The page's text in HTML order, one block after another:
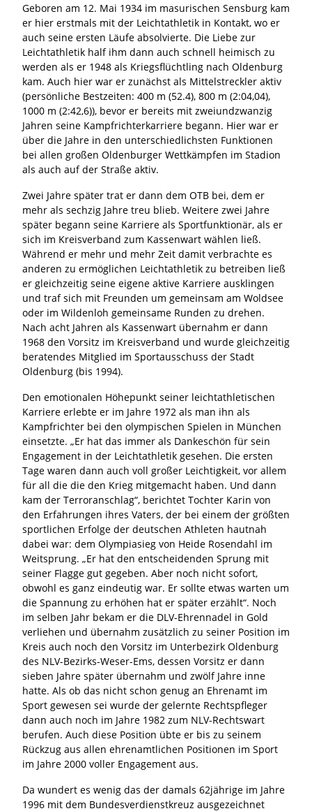
Geboren am 12. Mai 1934 im masurischen Sensburg kam
er hier erstmals mit der Leichtathletik in Kontakt, wo er
auch seine ersten Läufe absolvierte. Die Liebe zur
Leichtathletik half ihm dann auch schnell heimisch zu
werden als er 1948 als Kriegsflüchtling nach Oldenburg
kam. Auch hier war er zunächst als Mittelstreckler aktiv
(persönliche Bestzeiten: 400 m (52.4), 800 m (2:04,04),
1000 m (2:42,6)), bevor er bereits mit zweiundzwanzig
Jahren seine Kampfrichterkarriere begann. Hier war er
über die Jahre in den unterschiedlichsten Funktionen
bei allen großen Oldenburger Wettkämpfen im Stadion
als auch auf der Straße aktiv.
Zwei Jahre später trat er dann dem OTB bei, dem er
mehr als sechzig Jahre treu blieb. Weitere zwei Jahre
später begann seine Karriere als Sportfunktionär, als er
sich im Kreisverband zum Kassenwart wählen ließ.
Während er mehr und mehr Zeit damit verbrachte es
anderen zu ermöglichen Leichtathletik zu betreiben ließ
er gleichzeitig seine eigene aktive Karriere ausklingen
und traf sich mit Freunden um gemeinsam am Woldsee
oder im Wildenloh gemeinsame Runden zu drehen.
Nach acht Jahren als Kassenwart übernahm er dann
1968 den Vorsitz im Kreisverband und wurde gleichzeitig
beratendes Mitglied im Sportausschuss der Stadt
Oldenburg (bis 1994).
Den emotionalen Höhepunkt seiner leichtathletischen
Karriere erlebte er im Jahre 1972 als man ihn als
Kampfrichter bei den olympischen Spielen in München
einsetzte. „Er hat das immer als Dankeschön für sein
Engagement in der Leichtathletik gesehen. Die ersten
Tage waren dann auch voll großer Leichtigkeit, vor allem
für all die die den Krieg mitgemacht haben. Und dann
kam der Terroranschlag“, berichtet Tochter Karin von
den Erfahrungen ihres Vaters, der bei einem der größten
sportlichen Erfolge der deutschen Athleten hautnah
dabei war: dem Olympiasieg von Heide Rosendahl im
Weitsprung. „Er hat den entscheidenden Sprung mit
seiner Flagge gut gegeben. Aber noch nicht sofort,
obwohl es ganz eindeutig war. Er sollte etwas warten um
die Spannung zu erhöhen hat er später erzählt“. Noch
im selben Jahr bekam er die DLV-Ehrennadel in Gold
verliehen und übernahm zusätzlich zu seiner Position im
Kreis auch noch den Vorsitz im Unterbezirk Oldenburg
des NLV-Bezirks-Weser-Ems, dessen Vorsitz er dann
sieben Jahre später übernahm und zwölf Jahre inne
hatte. Als ob das nicht schon genug an Ehrenamt im
Sport gewesen sei wurde der gelernte Rechtspfleger
dann auch noch im Jahre 1982 zum NLV-Rechtswart
berufen. Auch diese Position übte er bis zu seinem
Rückzug aus allen ehrenamtlichen Positionen im Sport
im Jahre 2000 voller Engagement aus.
Da wundert es wenig das der damals 62jährige im Jahre
1996 mit dem Bundesverdienstkreuz ausgezeichnet